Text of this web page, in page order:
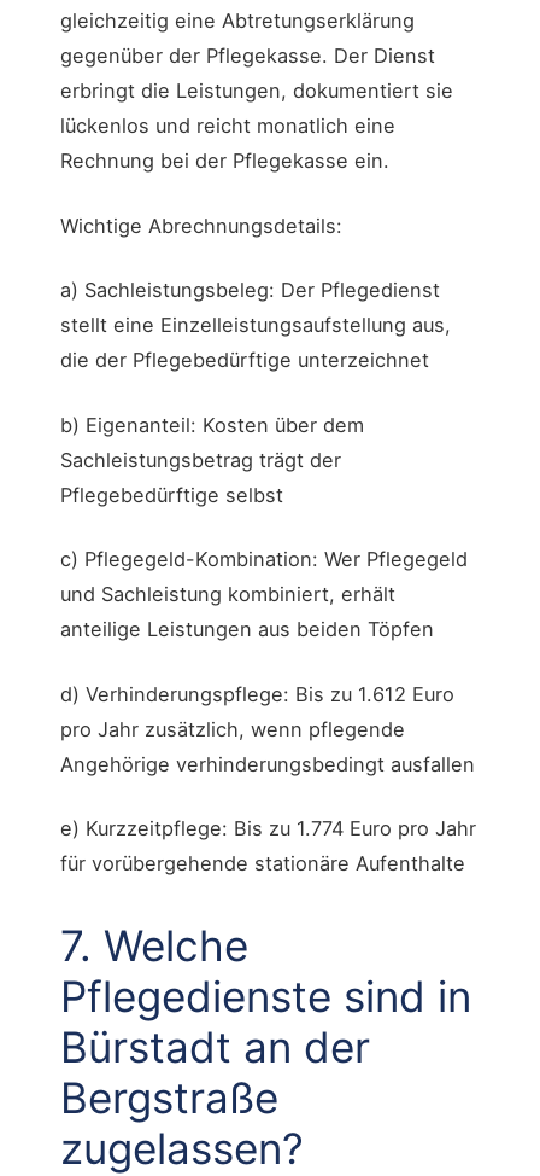
gleichzeitig eine Abtretungserklärung
gegenüber der Pflegekasse. Der Dienst
erbringt die Leistungen, dokumentiert sie
lückenlos und reicht monatlich eine
Rechnung bei der Pflegekasse ein.
Wichtige Abrechnungsdetails:
a) Sachleistungsbeleg: Der Pflegedienst
stellt eine Einzelleistungsaufstellung aus,
die der Pflegebedürftige unterzeichnet
b) Eigenanteil: Kosten über dem
Sachleistungsbetrag trägt der
Pflegebedürftige selbst
c) Pflegegeld-Kombination: Wer Pflegegeld
und Sachleistung kombiniert, erhält
anteilige Leistungen aus beiden Töpfen
d) Verhinderungspflege: Bis zu 1.612 Euro
pro Jahr zusätzlich, wenn pflegende
Angehörige verhinderungsbedingt ausfallen
e) Kurzzeitpflege: Bis zu 1.774 Euro pro Jahr
für vorübergehende stationäre Aufenthalte
7. Welche
Pflegedienste sind in
Bürstadt an der
Bergstraße
zugelassen?